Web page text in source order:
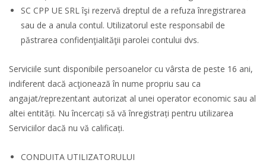
SC CPP UE SRL îşi rezervă dreptul de a refuza înregistrarea
sau de a anula contul. Utilizatorul este responsabil de
păstrarea confidenţialităţii parolei contului dvs.
Serviciile sunt disponibile persoanelor cu vârsta de peste 16 ani,
indiferent dacă acţionează în nume propriu sau ca
angajat/reprezentant autorizat al unei operator economic sau al
altei entități. Nu încercați să vă înregistrați pentru utilizarea
Serviciilor dacă nu vă calificați.
CONDUITA UTILIZATORULUI